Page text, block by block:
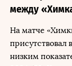
между
На матче
присутствовал
низким